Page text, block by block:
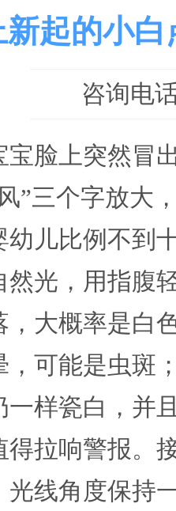
起的小
咨询电
宝脸上突然冒
”三个字放大
幼儿比例不到
然光，用指腹
，大概率是白
，可能是虫斑
一样瓷白，并
得拉响警报。
光线角度保持